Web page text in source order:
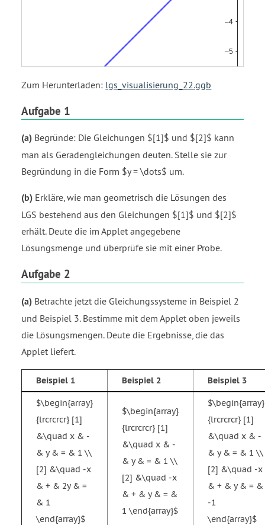
Zum Herunterladen: lgs_visualisierung_22.ggb
Aufgabe 1
(a) Begründe: Die Gleichungen $[1]$ und $[2]$ kann
man als Geradengleichungen deuten. Stelle sie zur
Begründung in die Form $y = \dots$ um.
(b) Erkläre, wie man geometrisch die Lösungen des
LGS bestehend aus den Gleichungen $[1]$ und $[2]$
erhält. Deute die im Applet angegebene
Lösungsmenge und überprüfe sie mit einer Probe.
Aufgabe 2
(a) Betrachte jetzt die Gleichungssysteme in Beispiel 2
und Beispiel 3. Bestimme mit dem Applet oben jeweils
die Lösungsmengen. Deute die Ergebnisse, die das
Applet liefert.
Beispiel 1 Beispiel 2 Beispiel 3
$\begin{array}
{lrcrcrcr} [1]
&\quad x & -
& y & = & 1 \\
[2] &\quad -x
& + & 2y & =
& 1
\end{array}$
$\begin{array}
{lrcrcrcr} [1]
&\quad x & -
& y & = & 1 \\
[2] &\quad -x
& + & y & = &
1 \end{array}$
$\begin{array}
{lrcrcrcr} [1]
&\quad x & -
& y & = & 1 \\
[2] &\quad -x
& + & y & = &
-1
\end{array}$